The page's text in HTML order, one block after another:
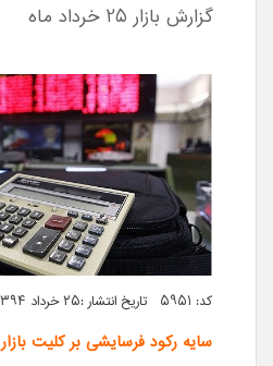
گزارش بازار 25 خرداد ماه
کد: 5951 تاریخ انتشار :۲۵ خرداد ۱۳۹۴ ساعت ۰۸:۵۵
سایه رکود فرسایشی بر کلیت بازار